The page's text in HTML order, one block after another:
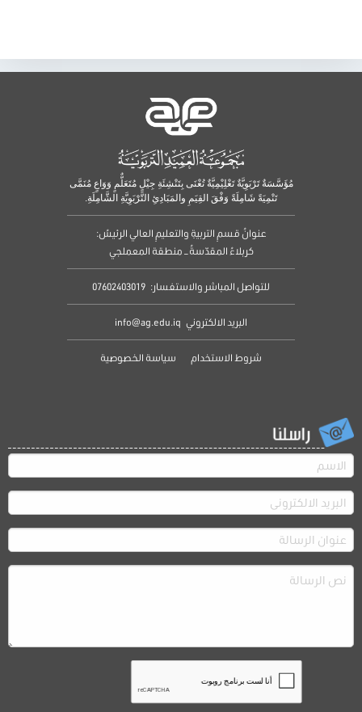
مُؤَسَّسَةٌ تَرْبَوِيَّةٌ تَعْلِيْمِيَّةٌ تُعْنَى بِتَنْشِئَةِ جِيْلٍ مُتَعَلٌّمٍ وَوَاعٍ مُنَمَّى
تَنْمِيَةً شَامِلَةً وَفْقَ القِيَمِ والمَبَادِئِ التَّرْبَوِيَّةِ الشَّامِلَةِ.
عنوانُ قسمِ التربيةِ والتعليمِ العالي الرئيسُ:
كربلاءُ المقدّسةُ – منطقة المعملجي
للتواصل المباشر والاستفسار: 07602403019
البريد الالكتروني info@ag.edu.iq
شروط الاستخدام سياسة الخصوصية